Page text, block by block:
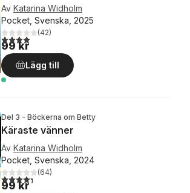
Av Katarina Widholm
Pocket, Svenska, 2025
4,0utav 5 stjärnor. Totalt antal röster:
(42)
99 kr
Lägg till
Del 3 - Böckerna om Betty
Käraste vänner
Av Katarina Widholm
Pocket, Svenska, 2024
4,3utav 5 stjärnor. Totalt antal röster:
(64)
99 kr